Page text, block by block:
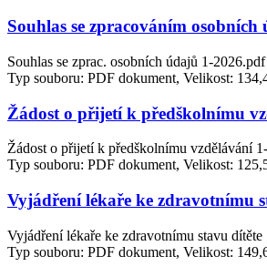
Souhlas se zpracováním osobních
Souhlas se zprac. osobních údajů 1-2026.pdf
Typ souboru: PDF dokument, Velikost:
Žádost o přijetí k předškolnímu
Žádost o přijetí k předškolnímu vzdělávání
Typ souboru: PDF dokument, Velikost:
Vyjádření lékaře ke zdravotnímu
Vyjádření lékaře ke zdravotnímu stavu
Typ souboru: PDF dokument, Velikost: